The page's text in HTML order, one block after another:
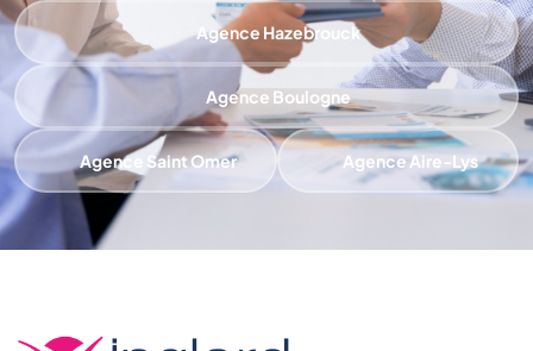
Agence Hazebrouck
Agence Boulogne
Agence Saint Omer Agence Aire-Lys